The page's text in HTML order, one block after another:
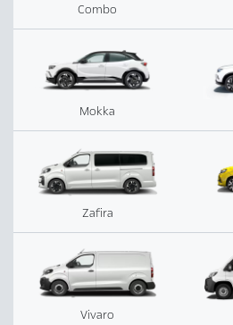
Combo
Mokka
Zafira
Vivaro